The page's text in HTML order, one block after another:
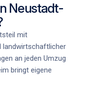
Neustadt-
mit
landwirtschaftlicher
an jeden Umzug
bringt eigene